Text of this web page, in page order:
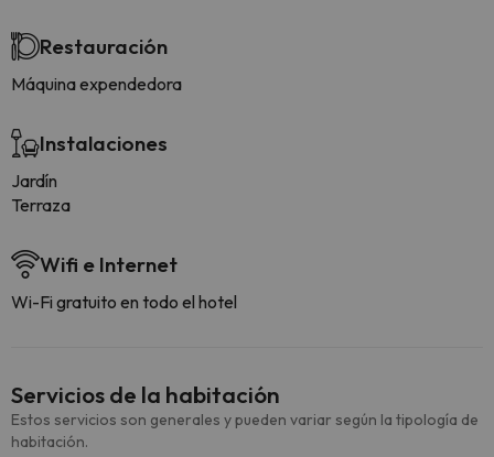
Restauración
Máquina expendedora
Instalaciones
Jardín
Terraza
Wifi e Internet
Wi-Fi gratuito en todo el hotel
Servicios de la habitación
Estos servicios son generales y pueden variar según la tipología de
habitación.